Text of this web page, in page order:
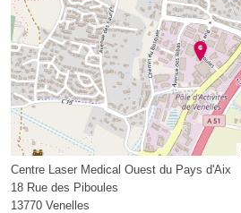
Centre Laser Medical Ouest du Pays d'Aix
18 Rue des Piboules
13770 Venelles